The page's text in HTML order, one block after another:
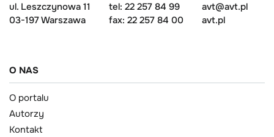
ul. Leszczynowa 11
03-197 Warszawa
tel: 22 257 84 99
fax: 22 257 84 00
avt@avt.pl
avt.pl
O NAS
O portalu
Autorzy
Kontakt